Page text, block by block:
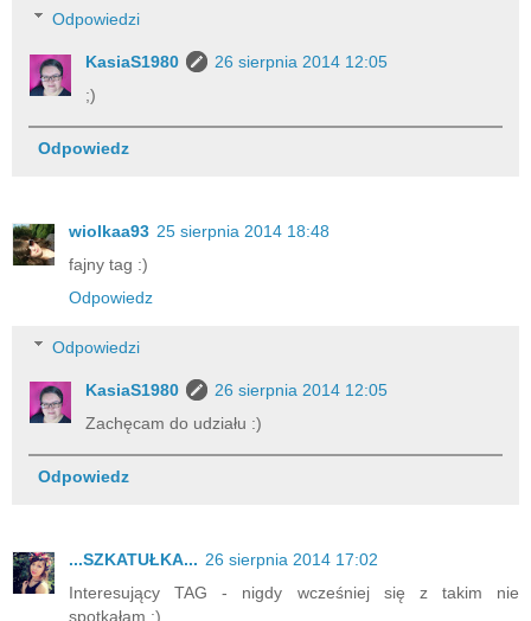
Odpowiedzi
KasiaS1980
26 sierpnia 2014 12:05
;)
Odpowiedz
wiolkaa93 25 sierpnia 2014 18:48
fajny tag :)
Odpowiedz
Odpowiedzi
KasiaS1980
26 sierpnia 2014 12:05
Zachęcam do udziału :)
Odpowiedz
...SZKATUŁKA... 26 sierpnia 2014 17:02
Interesujący TAG - nigdy wcześniej się z takim nie
spotkałam :)